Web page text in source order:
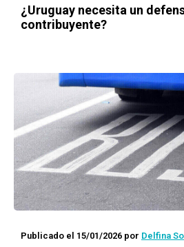
¿Uruguay necesita un
contribuyente?
Publicado el 15/01/2026 por Delfina